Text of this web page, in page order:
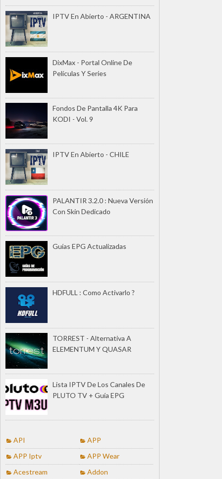
IPTV En Abierto - ARGENTINA
DixMax - Portal Online De
Películas Y Series
Fondos De Pantalla 4K Para
KODI - Vol. 9
IPTV En Abierto - CHILE
PALANTIR 3.2.0 : Nueva Versión
Con Skin Dedicado
Guías EPG Actualizadas
HDFULL : Como Activarlo ?
TORREST - Alternativa A
ELEMENTUM Y QUASAR
Lista IPTV De Los Canales De
PLUTO TV + Guía EPG
API
APP
APP Iptv
APP Wear
Acestream
Addon